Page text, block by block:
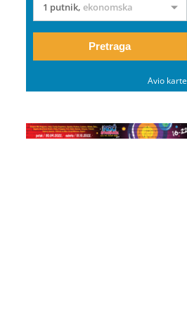
1 putnik, ekonomska
Pretraga
Avio karte